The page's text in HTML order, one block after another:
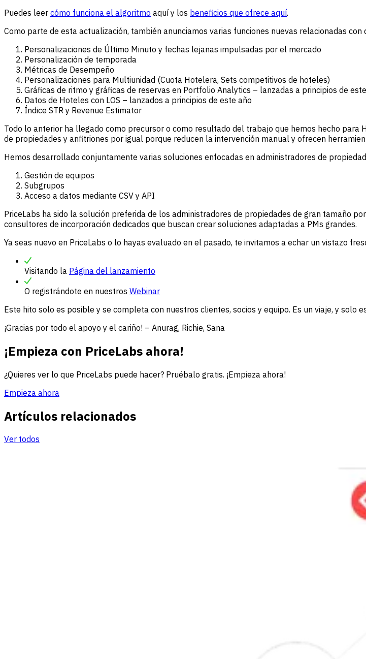
Puedes leer cómo funciona el algoritmo aquí y los beneficios que ofrece aquí.
Como parte de esta actualización, también anunciamos varias funciones nuevas relacionadas
Personalizaciones de Último Minuto y fechas lejanas impulsadas por el mercado
Personalización de temporada
Métricas de Desempeño
Personalizaciones para Multiunidad (Cuota Hotelera, Sets competitivos de hoteles)
Gráficas de ritmo y gráficas de reservas en Portfolio Analytics – lanzadas a principios de
Datos de Hoteles con LOS – lanzados a principios de este año
Índice STR y Revenue Estimator
Todo lo anterior ha llegado como precursor o como resultado del trabajo que hemos hecho para
de propiedades y anfitriones por igual porque reducen la intervención manual y ofrecen
Hemos desarrollado conjuntamente varias soluciones enfocadas en administradores de
Gestión de equipos
Subgrupos
Acceso a datos mediante CSV y API
PriceLabs ha sido la solución preferida de los administradores de propiedades de gran tamaño
consultores de incorporación dedicados que buscan crear soluciones adaptadas a PMs grandes.
Ya seas nuevo en PriceLabs o lo hayas evaluado en el pasado, te invitamos a echar un vistazo
Visitando la Página del lanzamiento
O registrándote en nuestros Webinar
Este hito solo es posible y se completa con nuestros clientes, socios y equipo. Es un viaje, y solo
¡Gracias por todo el apoyo y el cariño! – Anurag, Richie, Sana
¡Empieza con PriceLabs ahora!
¿Quieres ver lo que PriceLabs puede hacer? Pruébalo gratis. ¡Empieza ahora!
Empieza ahora
Artículos relacionados
Ver todos